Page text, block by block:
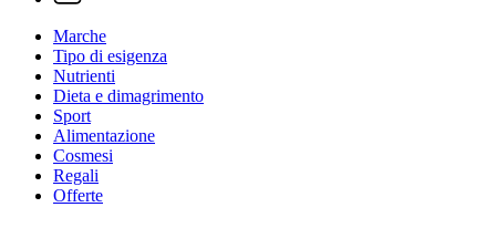
Marche
Tipo di esigenza
Nutrienti
Dieta e dimagrimento
Sport
Alimentazione
Cosmesi
Regali
Offerte